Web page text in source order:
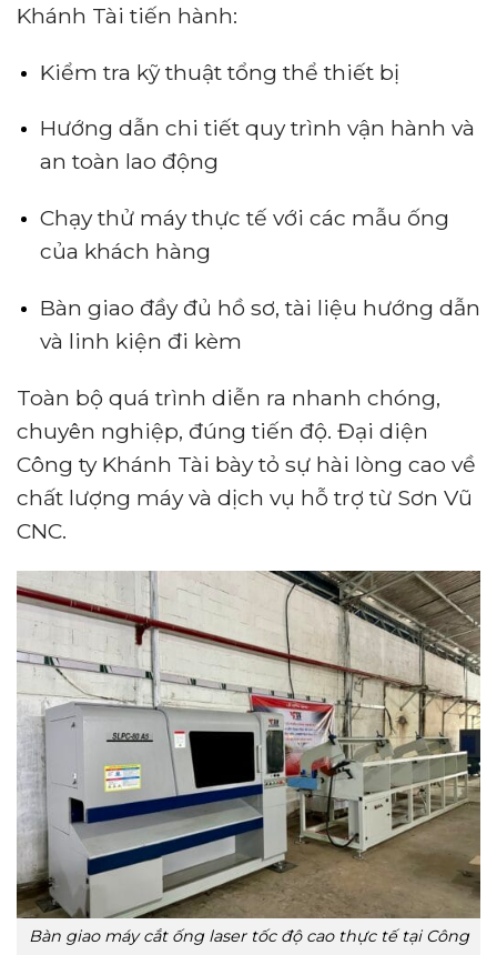
Khánh Tài tiến hành:
Kiểm tra kỹ thuật tổng thể thiết bị
Hướng dẫn chi tiết quy trình vận hành và
an toàn lao động
Chạy thử máy thực tế với các mẫu ống
của khách hàng
Bàn giao đầy đủ hồ sơ, tài liệu hướng dẫn
và linh kiện đi kèm
Toàn bộ quá trình diễn ra nhanh chóng,
chuyên nghiệp, đúng tiến độ. Đại diện
Công ty Khánh Tài bày tỏ sự hài lòng cao về
chất lượng máy và dịch vụ hỗ trợ từ Sơn Vũ
CNC.
Bàn giao máy cắt ống laser tốc độ cao thực tế tại Công